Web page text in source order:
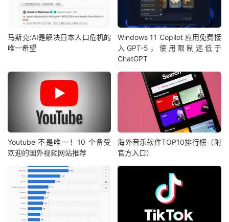
马斯克:AI是解决日本人口危机的
唯一希望
Windows 11 Copilot 应用免费接
入GPT-5，使用限制远低于
ChatGPT
Youtube 不是唯一！10 个备受
欢迎的国外视频网站推荐
海外音乐软件TOP10排行榜（附
官方入口）